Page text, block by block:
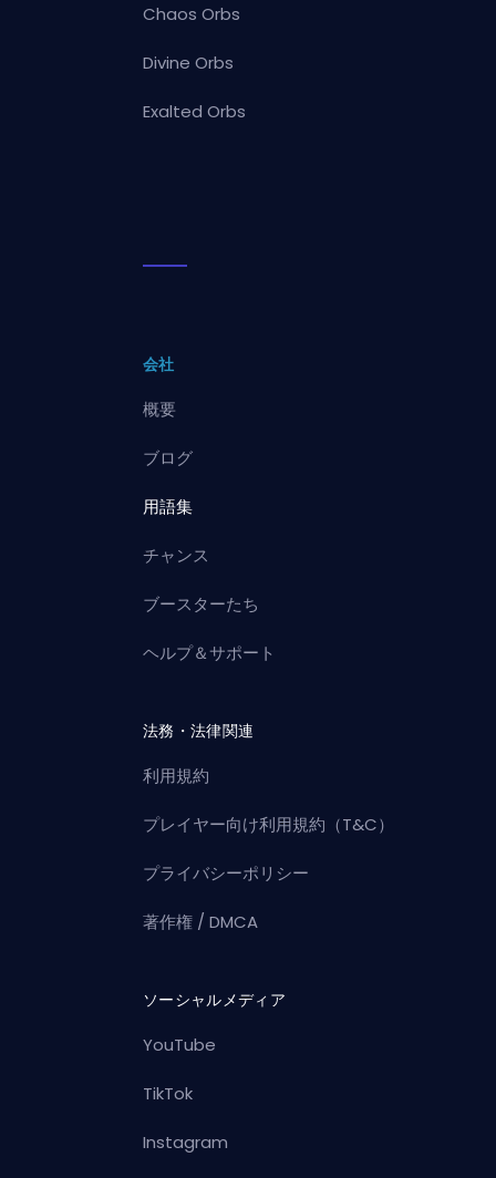
Chaos Orbs
Divine Orbs
Exalted Orbs
会社
概要
ブログ
用語集
チャンス
ブースターたち
ヘルプ＆サポート
法務・法律関連
利用規約
プレイヤー向け利用規約（T&C）
プライバシーポリシー
著作権 / DMCA
ソーシャルメディア
YouTube
TikTok
Instagram